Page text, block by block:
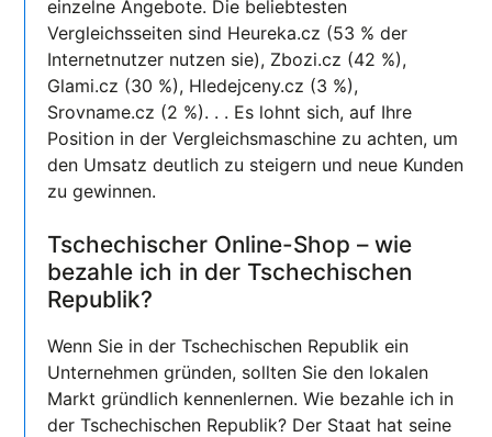
einzelne Angebote. Die beliebtesten
Vergleichsseiten sind Heureka.cz (53 % der
Internetnutzer nutzen sie), Zbozi.cz (42 %),
Glami.cz (30 %), Hledejceny.cz (3 %),
Srovname.cz (2 %). . . Es lohnt sich, auf Ihre
Position in der Vergleichsmaschine zu achten, um
den Umsatz deutlich zu steigern und neue Kunden
zu gewinnen.
Tschechischer Online-Shop – wie
bezahle ich in der Tschechischen
Republik?
Wenn Sie in der Tschechischen Republik ein
Unternehmen gründen, sollten Sie den lokalen
Markt gründlich kennenlernen. Wie bezahle ich in
der Tschechischen Republik? Der Staat hat seine